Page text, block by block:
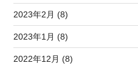
2023年2月 (8)
2023年1月 (8)
2022年12月 (8)